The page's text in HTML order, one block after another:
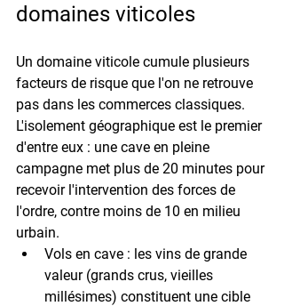
domaines viticoles
Un domaine viticole cumule plusieurs
facteurs de risque que l'on ne retrouve
pas dans les commerces classiques.
L'isolement géographique est le premier
d'entre eux : une cave en pleine
campagne met plus de 20 minutes pour
recevoir l'intervention des forces de
l'ordre, contre moins de 10 en milieu
urbain.
Vols en cave : les vins de grande
valeur (grands crus, vieilles
millésimes) constituent une cible